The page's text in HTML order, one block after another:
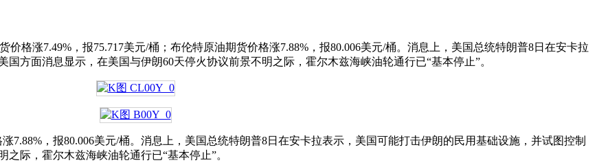
格涨7.49%，报75.717美元/桶；布伦特原油期货价格涨7.88%，报80.006美元/桶。消息上，美国总统特朗普8日在安卡拉
方面消息显示，在美国与伊朗60天停火协议前景不明之际，霍尔木兹海峡油轮通行已“基本停止”。
7.88%，报80.006美元/桶。消息上，美国总统特朗普8日在安卡拉表示，美国可能打击伊朗的民用基础设施，并试图控制
际，霍尔木兹海峡油轮通行已“基本停止”。